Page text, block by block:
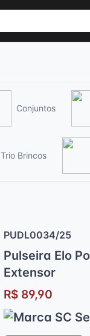
Conjuntos
Trio Brincos
PUDL0034/25
Pulseira Elo
Extensor
R$ 89,90